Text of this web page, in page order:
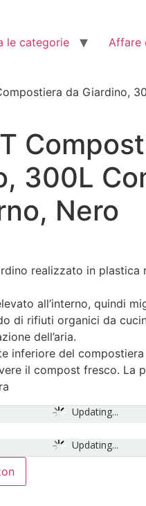
le categorie Affare
da Giardino,
300L
Nero
realizzato in plastica
all’interno, quindi
di rifiuti organici da
dell’aria.
inferiore del
il compost fresco. La
Updating...
Updating...